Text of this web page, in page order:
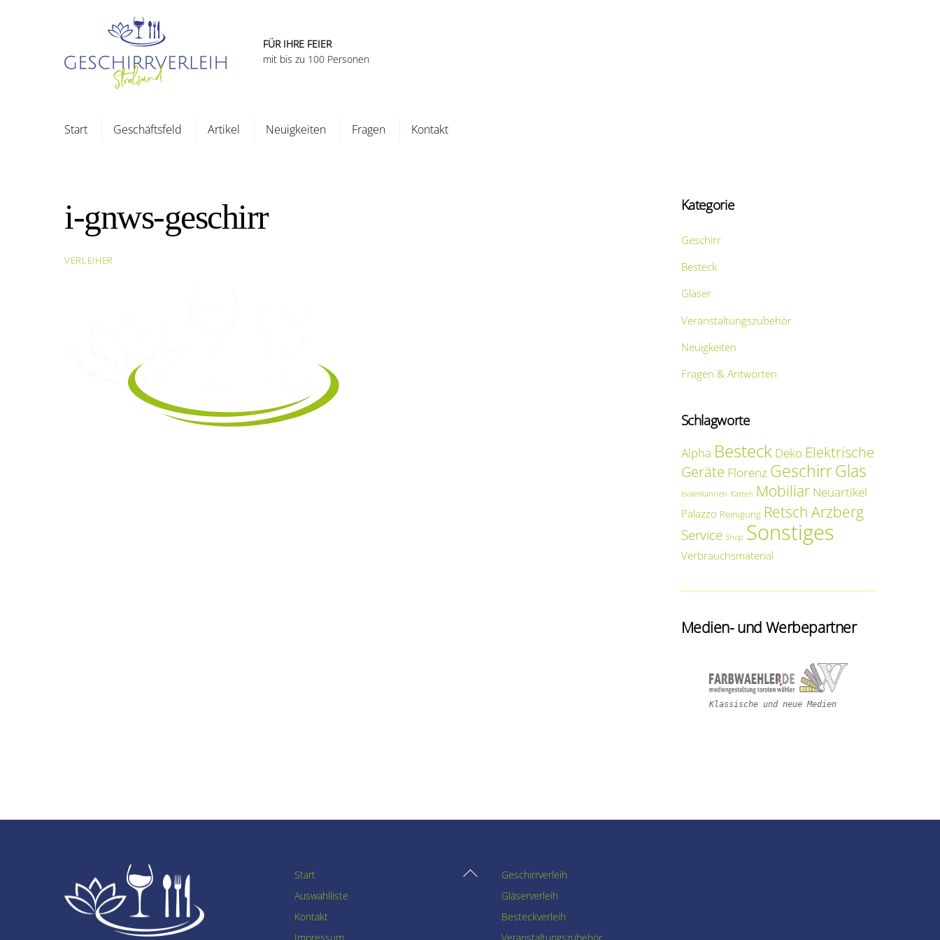
Start Geschäftsfeld Artikel Neuigkeiten Fragen Kontakt
FÜR IHRE FEIER
mit bis zu 100 Personen
i-gnws-geschirr
VERLEIHER
Kategorie
Geschirr
Besteck
Gläser
Veranstaltungszubehör
Neuigkeiten
Fragen & Antworten
Schlagworte
Alpha Besteck Deko Elektrische
Geräte Florenz GeschirrGlas
Isolierkannen Karten Mobiliar Neuartikel
Palazzo Reinigung Retsch Arzberg
Service Shop Sonstiges
Verbrauchsmaterial
Medien- und Werbepartner
Klassische und neue Medien
Back
Start
Auswahlliste
Kontakt
Geschirrverleih
Gläserverleih
Besteckverleih